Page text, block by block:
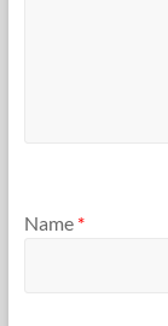
Name *